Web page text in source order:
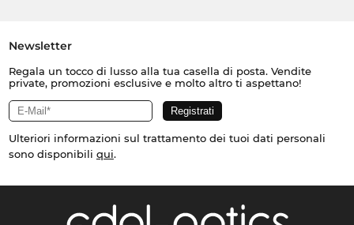
Newsletter
Regala un tocco di lusso alla tua casella di posta. Vendite
private, promozioni esclusive e molto altro ti aspettano!
Ulteriori informazioni sul trattamento dei tuoi dati personali
sono disponibili qui.